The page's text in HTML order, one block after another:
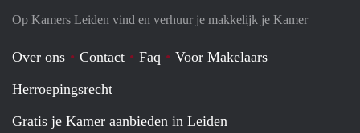
Op Kamers Leiden vind en verhuur je makkelijk je Kamer
Over ons Contact Faq
Voor Makelaars
Herroepingsrecht
Gratis je Kamer aanbieden in Leiden